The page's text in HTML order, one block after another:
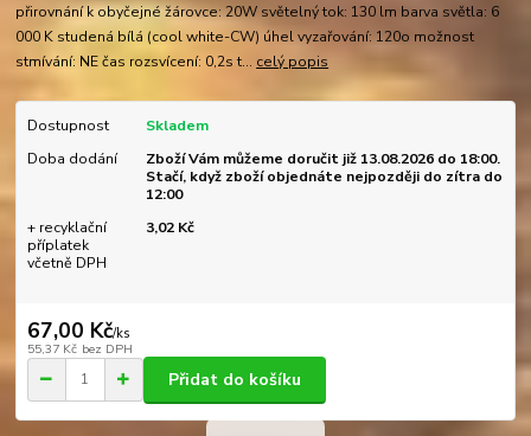
přirovnání k obyčejné žárovce: 20W světelný tok: 130 lm barva světla: 6
000 K studená bílá (cool white-CW) úhel vyzařování: 120o možnost
stmívání: NE čas rozsvícení: 0,2s t... celý popis
Dostupnost
Skladem
Doba dodání
Zboží Vám můžeme doručit již 13.08.2026 do 18:00.
Stačí, když zboží objednáte nejpozději do zítra do
12:00
+ recyklační
příplatek
včetně DPH
3,02 Kč
67,00 Kč/ks
55,37 Kč bez DPH
Přidat do košíku